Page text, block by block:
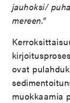
jauhoksi/
mereen.”
ovat
muokkaamia